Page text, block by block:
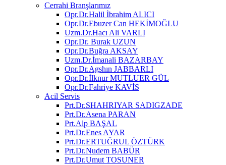
Cerrahi Branşlarımız
Opr.Dr.Halil İbrahim ALICI
Opr.Dr.Ebuzer Can HEKİMOĞLU
Uzm.Dr.Hacı Ali VARLI
Opr.Dr. Burak UZUN
Opr.Dr.Buğra AKSAY
Uzm.Dr.İmanali BAZARBAY
Opr.Dr.Agshın JABBARLI
Opr.Dr.İlknur MUTLUER GÜL
Opr.Dr.Fahriye KAVİS
Acil Servis
Prt.Dr.SHAHRIYAR SADIGZADE
Prt.Dr.Asena PARAN
Prt.Alp BAŞAL
Prt.Dr.Enes AYAR
Prt.Dr.ERTUĞRUL ÖZTÜRK
Prt.Dr.Nudem BABÜR
Prt.Dr.Umut TOSUNER